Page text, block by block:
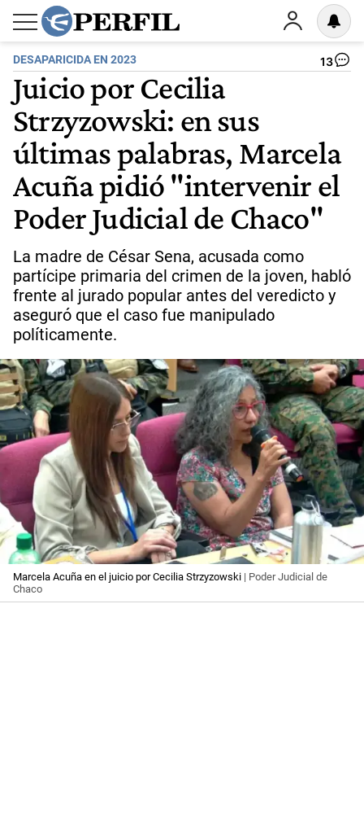
DESAPARICIDA EN 2023 13
Juicio por Cecilia
Strzyzowski: en sus
últimas palabras, Marcela
Acuña pidió "intervenir el
Poder Judicial de Chaco"
La madre de César Sena, acusada como
partícipe primaria del crimen de la joven, habló
frente al jurado popular antes del veredicto y
aseguró que el caso fue manipulado
políticamente.
Marcela Acuña en el juicio por Cecilia Strzyzowski | Poder Judicial de
Chaco